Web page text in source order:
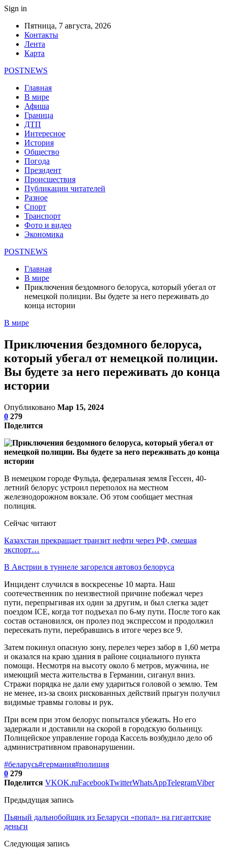
Sign in
Пятница, 7 августа, 2026
Контакты
Лента
Карта
POSTNEWS
Главная
В мире
Афиша
Граница
ДТП
Интересное
История
Общество
Погода
Президент
Происшествия
Публикации читателей
Разное
Спорт
Транспорт
Фото и видео
Экономика
POSTNEWS
Главная
В мире
Приключения бездомного белоруса, который убегал от
немецкой полиции. Вы будете за него переживать до
конца истории
В мире
Приключения бездомного белоруса,
который убегал от немецкой полиции.
Вы будете за него переживать до конца
истории
Опубликовано Мар 15, 2024
0 279
Поделится
В немецком городе Фульда, федеральная земля Гессен, 40-
летний белорус устроил переполох на местном
железнодорожном вокзале. Об этом сообщает местная
полиция.
Сейчас читают
Казахстан прекращает транзит нефти через РФ, смещая
экспорт…
В Австрии в туннеле загорелся автовоз белоруса
Инцидент случился в воскресенье 10 марта. Наш
соотечественник по неизвестной причине побежал через
пути, перепрыгивая их один за другим, и был слегка задет
поездом ICE, когда тот подъехал по 6-му пути. После того как
состав остановился, он пролез под экспрессом и продолжил
пересекать пути, перебравшись в итоге через все 9.
Затем покинул опасную зону, перелез через забор в 1,60 метра
и оказался на краю здания в районе социального пункта
помощи. Несмотря на высоту около 6 метров, мужчина, не
имеющий места жительства в Германии, сиганул вниз.
Стражи порядка не дали ему удариться головой о землю. Тем
не менее, из-за своих рискованных действий прыгун получил
видимые травмы головы и рук.
При всем при этом белорус попытался убежать. Но его
задержали и доставили на скорой в городскую больницу.
Полицейское управление города Кассель возбудило дело об
административном правонарушении.
#беларусь#германия#полиция
0 279
Поделится VKOK.ruFacebookTwitterWhatsAppTelegramViber
Предыдущая запись
Пьяный дальнобойщик из Беларуси «попал» на гигантские
деньги
Следующая запись